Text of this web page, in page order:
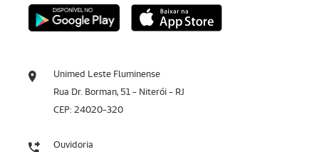
Unimed Leste Fluminense
Rua Dr. Borman, 51 - Niterói - RJ
CEP: 24020-320
Ouvidoria